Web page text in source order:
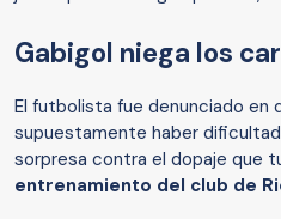
Gabigol niega los
El futbolista fue denunciado en
supuestamente haber
sorpresa contra el dopaje que
entrenamiento del club de